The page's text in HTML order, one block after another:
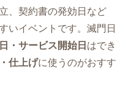
、契約書の発効日など
いイベントです。滅門日
・サービス開始日 はでき
仕上げに使うのがおすす